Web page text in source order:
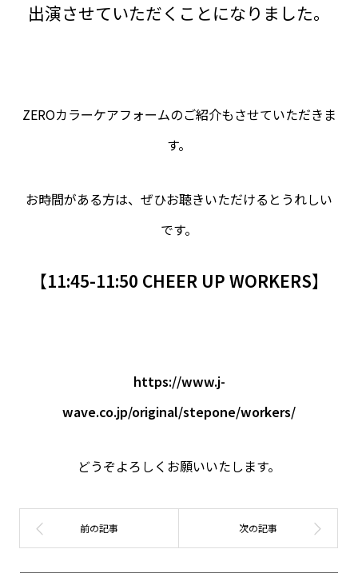
出演させていただくことになりました。
ZEROカラーケアフォームのご紹介もさせていただきま
す。
お時間がある方は、ぜひお聴きいただけるとうれしい
です。
【11:45-11:50 CHEER UP WORKERS】
https://www.j-
wave.co.jp/original/stepone/workers/
どうぞよろしくお願いいたします。